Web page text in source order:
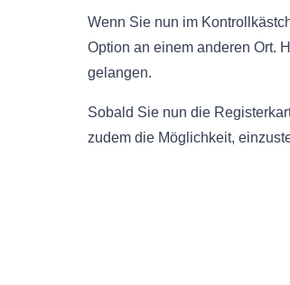
Wenn Sie nun im
Option an einem anderen Ort.
gelangen.
Sobald Sie nun die
zudem die Möglichkeit,